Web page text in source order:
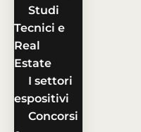
Studi
Tecnici e
Real
Estate
I settori
espositivi
Concorsi